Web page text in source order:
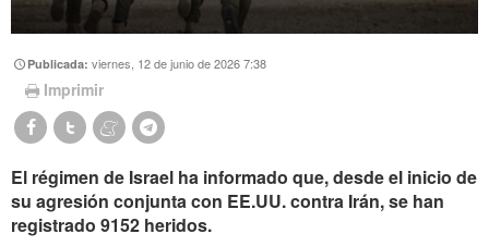
Publicada:viernes, 12 de junio de 2026 7:38
Imprimir
El régimen de Israel ha informado que, desde el inicio de
su agresión conjunta con EE.UU. contra Irán, se han
registrado 9152 heridos.